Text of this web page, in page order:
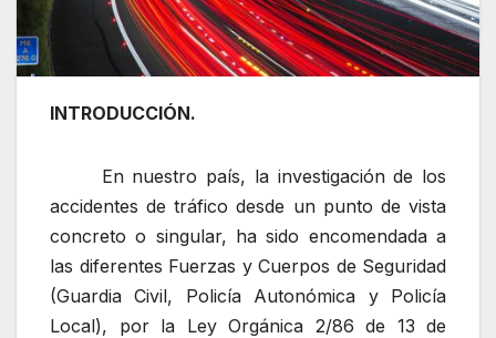
INTRODUCCIÓN.
En nuestro país, la investigación de los
accidentes de tráfico desde un punto de vista
concreto o singular, ha sido encomendada a
las diferentes Fuerzas y Cuerpos de Seguridad
(Guardia Civil, Policía Autonómica y Policía
Local), por la Ley Orgánica 2/86 de 13 de